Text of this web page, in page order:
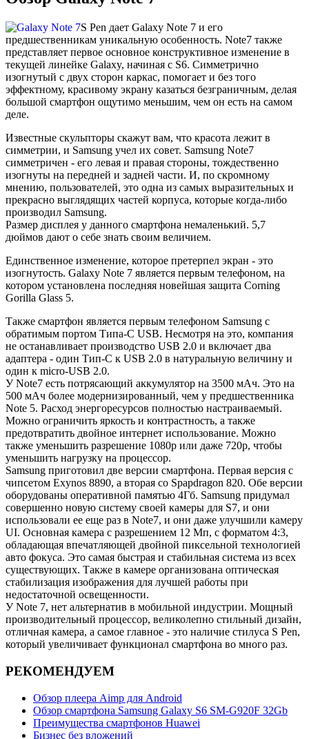
S Pen дает Galaxy Note 7 и его
предшественникам уникальную особенность. Note7 также
представляет первое основное конструктивное изменение в
текущей линейке Galaxy, начиная с S6. Симметрично
изогнутый с двух сторон каркас, помогает и без того
эффектному, красивому экрану казаться безграничным, делая
большой смартфон ощутимо меньшим, чем он есть на самом
деле.
Известные скульпторы скажут вам, что красота лежит в
симметрии, и Samsung учел их совет. Samsung Note7
симметричен - его левая и правая стороны, тождественно
изогнуты на передней и задней части. И, по скромному
мнению, пользователей, это одна из самых выразительных и
прекрасно выглядящих частей корпуса, которые когда-либо
производил Samsung.
Размер дисплея у данного смартфона немаленький. 5,7
дюймов дают о себе знать своим величием.
Единственное изменение, которое претерпел экран - это
изогнутость. Galaxy Note 7 является первым телефоном, на
котором установлена последняя новейшая защита Corning
Gorilla Glass 5.
Также смартфон является первым телефоном Samsung с
обратимым портом Типа-C USB. Несмотря на это, компания
не останавливает производство USB 2.0 и включает два
адаптера - один Тип-C к USB 2.0 в натуральную величину и
один к micro-USB 2.0.
У Note7 есть потрясающий аккумулятор на 3500 мАч. Это на
500 мАч более модернизированный, чем у предшественника
Note 5. Расход энергоресурсов полностью настраиваемый.
Можно ограничить яркость и контрастность, а также
предотвратить двойное интернет использование. Можно
также уменьшить разрешение 1080p или даже 720p, чтобы
уменьшить нагрузку на процессор.
Samsung приготовил две версии смартфона. Первая версия с
чипсетом Exynos 8890, а вторая со Spapdragon 820. Обе версии
оборудованы оперативной памятью 4Гб. Samsung придумал
совершенно новую систему своей камеры для S7, и они
использовали ее еще раз в Note7, и они даже улучшили камеру
UI. Основная камера с разрешением 12 Мп, с форматом 4:3,
обладающая впечатляющей двойной пиксельной технологией
авто фокуса. Это самая быстрая и стабильная система из всех
существующих. Также в камере организована оптическая
стабилизация изображения для лучшей работы при
недостаточной освещенности.
У Note 7, нет альтернатив в мобильной индустрии. Мощный
производительный процессор, великолепно стильный дизайн,
отличная камера, а самое главное - это наличие стилуса S Pen,
который увеличивает функционал смартфона во много раз.
РЕКОМЕНДУЕМ
Обзор плеера Aimp для Android
Обзор смартфона Samsung Galaxy S6 SM-G920F 32Gb
Преимущества смартфонов Huawei
Бизнес без вложений